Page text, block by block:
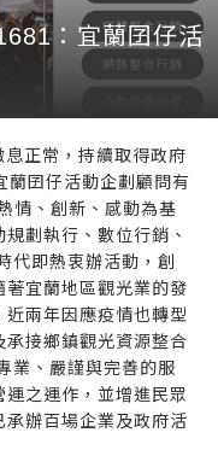
：宜蘭囝仔活
息正常，持續取得政府
蘭囝仔活動企劃顧問有
情、創新、感動為基
劃執行、數位行銷、
代即熱衷辦活動，創
宜蘭地區觀光業的發
兩年因應疫情也轉型
接鄉鎮觀光資源整合
業、嚴謹與完善的服
之運作，並增進民眾
辦百場企業及政府活